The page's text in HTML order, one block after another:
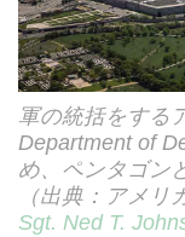
軍の統括をする
Department of
め、ペンタゴン
（出典：アメ
Sgt. Ned T.